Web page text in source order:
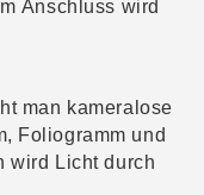
Anschluss wird
zu den
man kameralose
Foliogramm und
wird Licht durch